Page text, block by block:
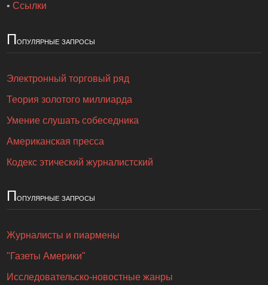
•Ссылки
Популярные запросы
Электронный торговый ряд
Теория золотого миллиарда
Умение слушать собеседника
Американская пресса
Кодекс этический журналистский
Популярные запросы
Журналисты и пиармены
"Газеты Америки"
Исследовательско-новостные жанры